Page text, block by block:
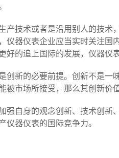
技术或者是沿用别人的技术
器仪表企业应当实时关注
的追上国际的发展，仪器仪
的必要前提。创新不是一
市场所接受，那么其创新价
自身的观念创新、技术创新
器仪表的国际竞争力。